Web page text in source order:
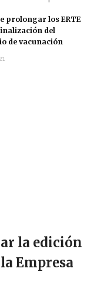
prolongar los ERTE
del
de vacunación
la edición
Empresa